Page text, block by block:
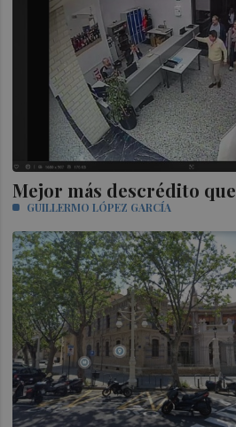
Mejor más descrédito
GUILLERMO LÓPEZ GARCÍA